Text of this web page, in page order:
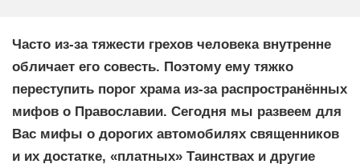
Часто из-за тяжести грехов человека внутренне
обличает его совесть. Поэтому ему тяжко
переступить порог храма из-за распространённых
мифов о Православии. Сегодня мы развеем для
Вас мифы о дорогих автомобилях священников
и их достатке, «платных» Таинствах и другие